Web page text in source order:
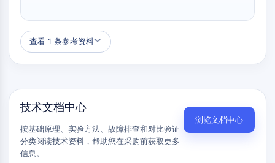
环GMP-AMP合酶
血小板生成素受体
亲环蛋白
盐诱导激酶
5-脂氧合酶激活蛋白
半乳糖凝集素
主要组织相容性复合体
活化T细胞核因子
查看 1 条参考资料︾
技术文档中心
按基础原理、实验方法、故障排查和对比验证
分类阅读技术资料，帮助您在采购前获取更多
信息。
浏览文档中心